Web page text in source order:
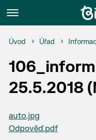
Menu
Úvod Úřad
25.5.2018
auto.jpg
Odpověď.pdf